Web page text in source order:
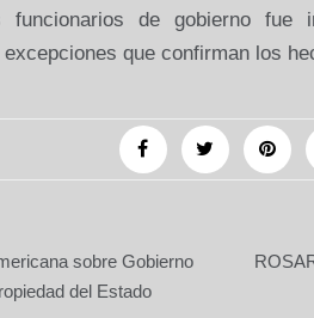
funcionarios de gobierno fue
que confirman los
sobre Gobierno
del Estado